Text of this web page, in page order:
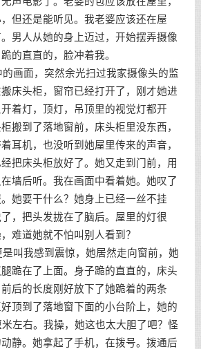
但还是能听见。我老婆应该还在屋
男人从她的身上迈过，开始摆弄摄像
的直直的，脸冲着我。
面，突然余光扫过我家摄像头的监
床头柜，窗帘已经打开了，刚才她进
着灯，顶灯，吊顶里的视觉灯都开
搬到了落地窗前，床头柜里没东西，
耳机，也没听到她屋里传来的声音，
把床头柜放好了。她又走到门前，用
墙后听。我在画面中看着她。她叹了
她要干什么？她身上已经一丝不挂
，把头发拢在了脑后。屋里的灯很
难道她就不怕叫别人看到？
我感到震惊，她居然走向窗前，她
跪在了上面。身子跪的直直的，床头
后的长度刚好放下了她跪着的两条
顶到了落地窗下面的小台阶上，她的
左右。我操，她这也太大胆了吧？怪
静。她拿起了手机，在拨号。拨通后